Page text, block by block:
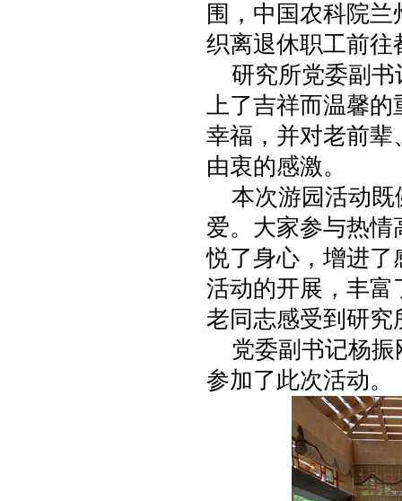
围，中国农科院
织离退休职工前往
研究所党委副书
上了吉祥而温馨的
幸福，并对老前辈
由衷的感激。
本次游园活动既
爱。大家参与热情
悦了身心，增进了
活动的开展，丰富
老同志感受到研
党委副书记杨振
参加了此次活动。